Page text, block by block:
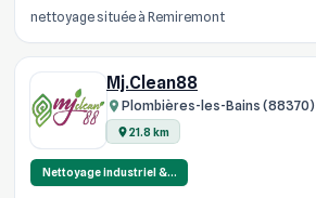
nettoyage située à Remiremont
Mj.Clean88
Plombières-les-Bains (88370)
21.8 km
Nettoyage industriel &…